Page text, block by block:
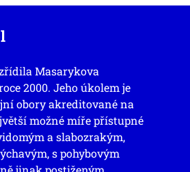
Masarykova
2000. Jeho úkolem je
obory akreditované na
možné míře přístupné
a slabozrakým,
s pohybovým